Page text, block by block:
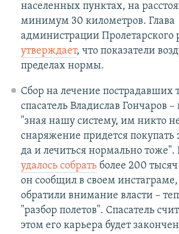
населенных пунктах, на
минимум 30 километров. Глава
администрации Пролетарского
утверждает, что показатели
пределах нормы.
Сбор на лечение пострадавших
спасатель Владислав Гончаров –
"зная нашу систему, им никто
снаряжение придется покупать
да и лечиться нормально тоже".
удалось собратьболее 200 тысяч
он сообщил в своем инстаграме,
обратили внимание власти –
"разбор полетов". Спасатель
этом его карьера будет